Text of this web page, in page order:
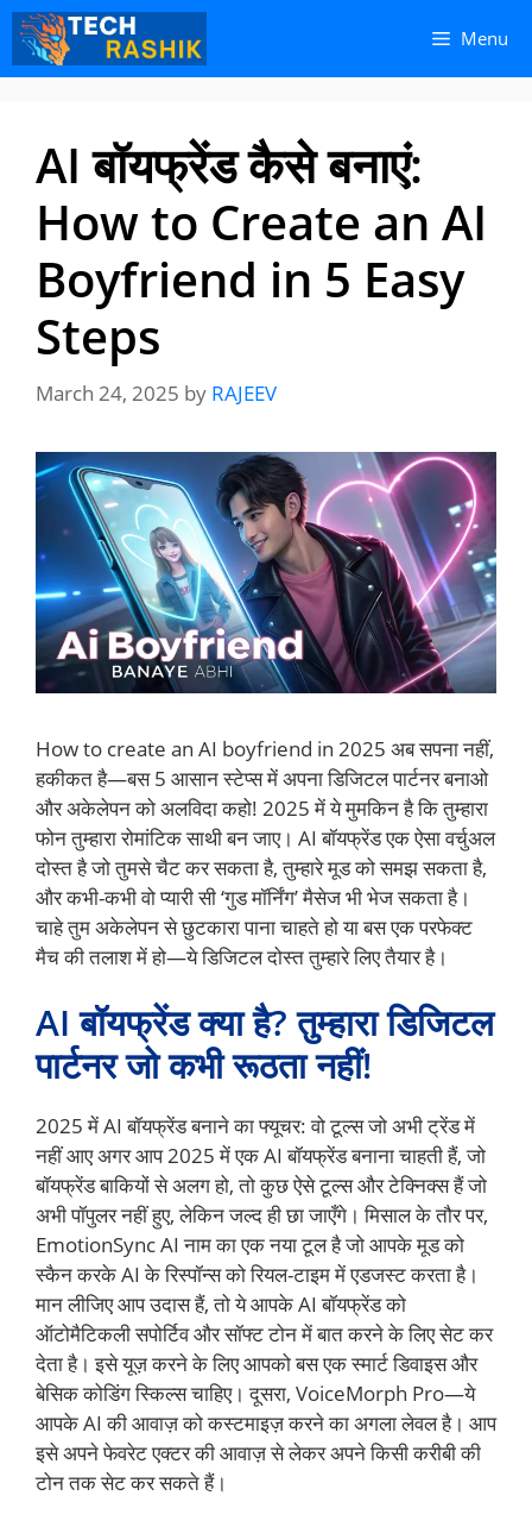
Skip
content
Skip
content
Menu
AI बॉयफ्रेंड कैसे बनाएं:
How to Create an AI
Boyfriend in 5 Easy
Steps
March 24, 2025 by RAJEEV
How to create an AI boyfriend in 2025 अब सपना नहीं,
हकीकत है—बस 5 आसान स्टेप्स में अपना डिजिटल पार्टनर बनाओ
और अकेलेपन को अलविदा कहो! 2025 में ये मुमकिन है कि तुम्हारा
फोन तुम्हारा रोमांटिक साथी बन जाए। AI बॉयफ्रेंड एक ऐसा वर्चुअल
दोस्त है जो तुमसे चैट कर सकता है, तुम्हारे मूड को समझ सकता है,
और कभी-कभी वो प्यारी सी ‘गुड मॉर्निंग’ मैसेज भी भेज सकता है।
चाहे तुम अकेलेपन से छुटकारा पाना चाहते हो या बस एक परफेक्ट
मैच की तलाश में हो—ये डिजिटल दोस्त तुम्हारे लिए तैयार है।
AI बॉयफ्रेंड क्या है? तुम्हारा डिजिटल
पार्टनर जो कभी रूठता नहीं!
2025 में AI बॉयफ्रेंड बनाने का फ्यूचर: वो टूल्स जो अभी ट्रेंड में
नहीं आए अगर आप 2025 में एक AI बॉयफ्रेंड बनाना चाहती हैं, जो
बॉयफ्रेंड बाकियों से अलग हो, तो कुछ ऐसे टूल्स और टेक्निक्स हैं जो
अभी पॉपुलर नहीं हुए, लेकिन जल्द ही छा जाएँगे। मिसाल के तौर पर,
EmotionSync AI नाम का एक नया टूल है जो आपके मूड को
स्कैन करके AI के रिस्पॉन्स को रियल-टाइम में एडजस्ट करता है।
मान लीजिए आप उदास हैं, तो ये आपके AI बॉयफ्रेंड को
ऑटोमैटिकली सपोर्टिव और सॉफ्ट टोन में बात करने के लिए सेट कर
देता है। इसे यूज़ करने के लिए आपको बस एक स्मार्ट डिवाइस और
बेसिक कोडिंग स्किल्स चाहिए। दूसरा, VoiceMorph Pro—ये
आपके AI की आवाज़ को कस्टमाइज़ करने का अगला लेवल है। आप
इसे अपने फेवरेट एक्टर की आवाज़ से लेकर अपने किसी करीबी की
टोन तक सेट कर सकते हैं।